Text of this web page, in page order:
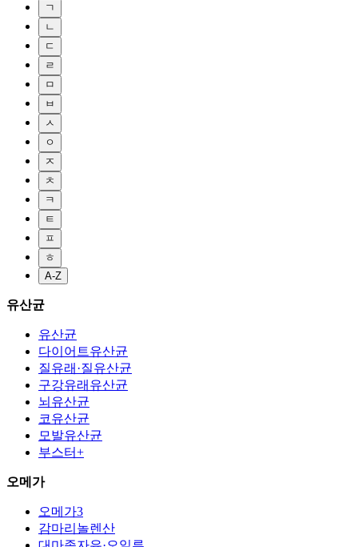
ㄱ
ㄴ
ㄷ
ㄹ
ㅁ
ㅂ
ㅅ
ㅇ
ㅈ
ㅊ
ㅋ
ㅌ
ㅍ
ㅎ
A-Z
유산균
유산균
다이어트유산균
질유래·질유산균
구강유래유산균
뇌유산균
코유산균
모발유산균
부스터+
오메가
오메가3
감마리놀렌산